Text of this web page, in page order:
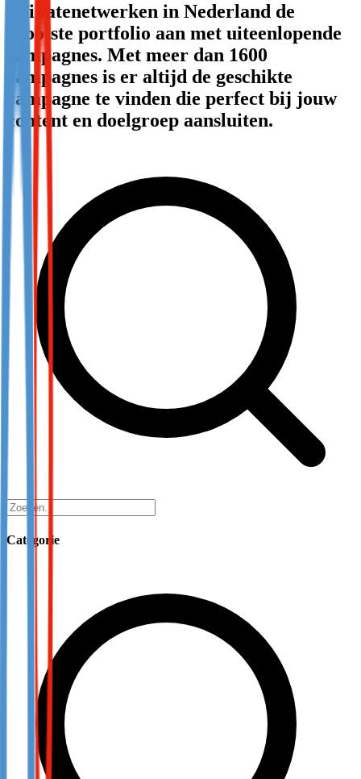
Not already our Publisher?
Sign up here
affiliatenetwerken in Nederland de
grootste portfolio aan met uiteenlopende
campagnes. Met meer dan 1600
campagnes is er altijd de geschikte
campagne te vinden die perfect bij jouw
content en doelgroep aansluiten.
Categorie